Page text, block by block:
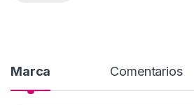
Marca Comentarios